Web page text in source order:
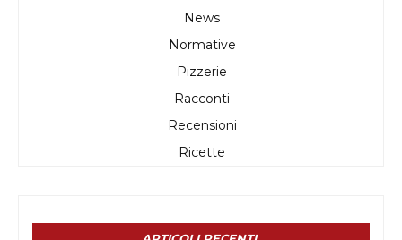
News
Normative
Pizzerie
Racconti
Recensioni
Ricette